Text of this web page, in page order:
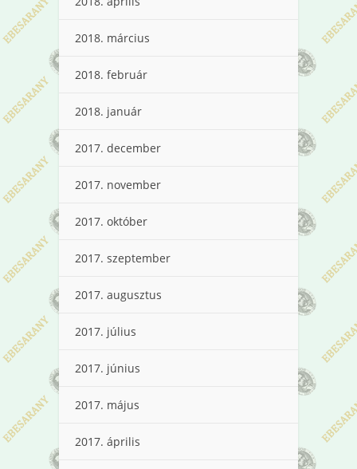
2018. március
2018. február
2018. január
2017. december
2017. november
2017. október
2017. szeptember
2017. augusztus
2017. július
2017. június
2017. május
2017. április